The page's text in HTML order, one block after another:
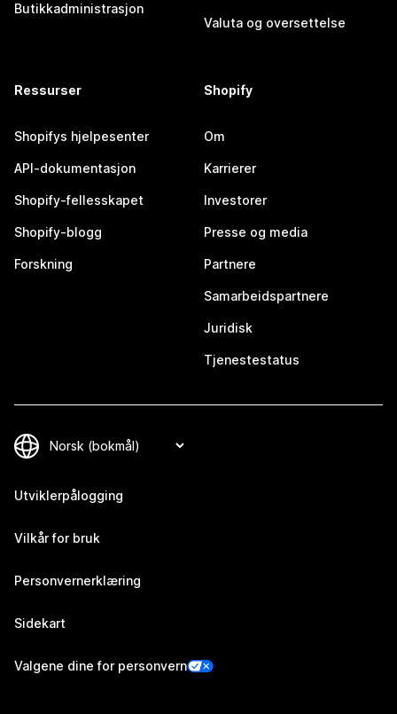
Butikkadministrasjon
Valuta og oversettelse
Ressurser
Shopifys hjelpesenter
API-dokumentasjon
Shopify-fellesskapet
Shopify-blogg
Forskning
Shopify
Om
Karrierer
Investorer
Presse og media
Partnere
Samarbeidspartnere
Juridisk
Tjenestestatus
Utviklerpålogging
Vilkår for bruk
Personvernerklæring
Sidekart
Valgene dine for personvern